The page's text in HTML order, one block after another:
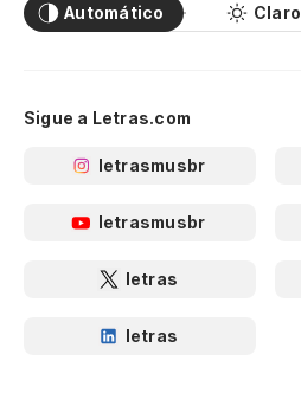
Automático Claro
Sigue a Letras.com
letrasmusbr
letrasmusbr
letras
letras